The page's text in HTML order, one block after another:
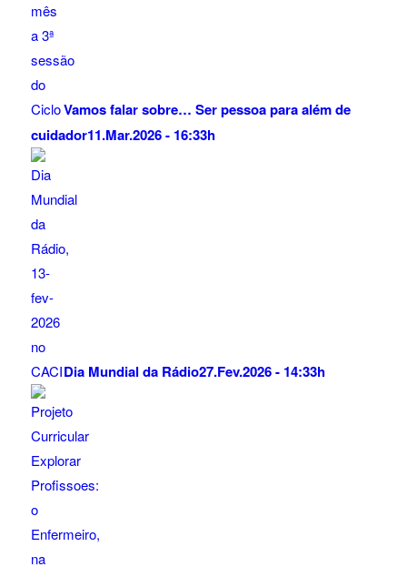
Vamos falar sobre… Ser pessoa para além de
cuidador11.Mar.2026 - 16:33h
Dia Mundial da Rádio27.Fev.2026 - 14:33h